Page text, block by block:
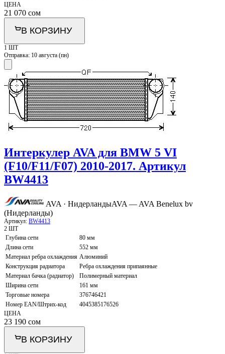
ЦЕНА
21 070 сом
В КОРЗИНУ
1 ШТ
Отправка: 10 августа (пн)
Интеркулер AVA для BMW 5 VI
(F10/F11/F07) 2010-2017. Артикул
BW4413
AVA · НидерландыAVA — AVA Benelux bv
(Нидерланды)
Артикул: BW4413
2 ШТ
Глубина сети
80 мм
Длина сети
552 мм
Материал ребра охлаждения Алюминий
Конструкция радиатора
Ребра охлаждения припаянные
Материал бачка (радиатор)
Полимерный материал
Ширина сети
161 мм
Торговые номера
376746421
Номер EAN/Штрих-код
4045385176526
ЦЕНА
23 190 сом
В КОРЗИНУ